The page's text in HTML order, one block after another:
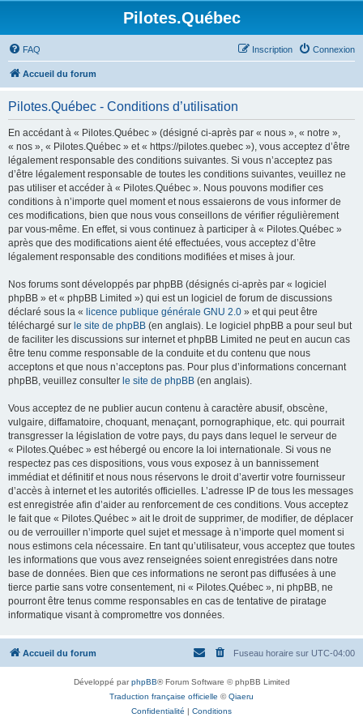
Pilotes.Québec
FAQ Connexion
Inscription
Accueil du forum
Pilotes.Québec - Conditions d’utilisation
En accédant à « Pilotes.Québec » (désigné ci-après par « nous », « notre »,
« nos », « Pilotes.Québec » et « https://pilotes.quebec »), vous acceptez d’être
légalement responsable des conditions suivantes. Si vous n’acceptez pas
d’être légalement responsable de toutes les conditions suivantes, veuillez ne
pas utiliser et accéder à « Pilotes.Québec ». Nous pouvons modifier ces
conditions à n’importe quel moment et nous essaierons de vous informer de
ces modifications, bien que nous vous conseillons de vérifier régulièrement
par vous-même. En effet, si vous continuez à participer à « Pilotes.Québec »
après que des modifications aient été effectuées, vous acceptez d’être
légalement responsable des conditions modifiées et mises à jour.
Nos forums sont développés par phpBB (désignés ci-après par « logiciel
phpBB » et « phpBB Limited ») qui est un logiciel de forum de discussions
déclaré sous la « licence publique générale GNU 2.0 » et qui peut être
téléchargé sur le site de phpBB (en anglais). Le logiciel phpBB a pour seul but
de faciliter les discussions sur internet et phpBB Limited ne peut en aucun cas
être tenu comme responsable de la conduite et du contenu que nous
acceptons et que nous n’acceptons pas. Pour plus d’informations concernant
phpBB, veuillez consulter le site de phpBB (en anglais).
Vous acceptez de ne publier aucun contenu à caractère abusif, obscène,
vulgaire, diffamatoire, choquant, menaçant, pornographique, etc. qui pourrait
transgresser la législation de votre pays, du pays dans lequel le serveur de
« Pilotes.Québec » est hébergé ou encore la loi internationale. Si vous ne
respectez pas ces dispositions, vous vous exposez à un bannissement
immédiat et définitif et nous nous réservons le droit d’avertir votre fournisseur
d’accès à internet et les autorités officielles. L’adresse IP de tous les messages
est enregistrée afin d’aider au renforcement de ces conditions. Vous acceptez
le fait que « Pilotes.Québec » ait le droit de supprimer, de modifier, de déplacer
ou de verrouiller n’importe quel sujet et message à n’importe quel moment si
nous estimons cela nécessaire. En tant qu’utilisateur, vous acceptez que toutes
les informations que vous avez renseignées soient enregistrées dans notre
base de données. Bien que ces informations ne seront pas diffusées à une
tierce partie sans votre consentement, ni « Pilotes.Québec », ni phpBB, ne
pourront être tenus comme responsables en cas de tentative de piratage
informatique visant à compromettre vos données.
Accueil du forum Fuseau horaire sur UTC-04:00
Développé parphpBB® Forum Software © phpBB Limited
Traduction française officielle ©Qiaeru
Confidentialité | Conditions